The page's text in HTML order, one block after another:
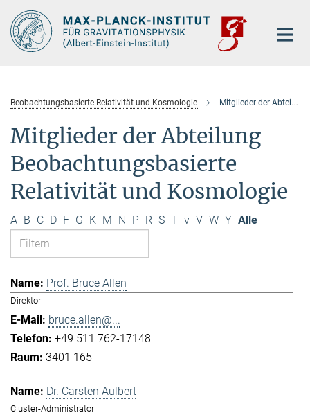
Hauptinhalt
Beobachtungsbasierte Relativität und Kosmologie Mitglieder der Abteilung
Mitglieder der Abteilung
Beobachtungsbasierte
Relativität und Kosmologie
A B C D F G K M N P R S T v V W Y Alle
Prof. Bruce Allen
Direktor
bruce.allen@...
+49 511 762-17148
3401 165
Dr. Carsten Aulbert
Cluster-Administrator